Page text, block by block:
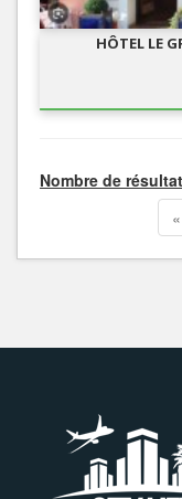
HÔTEL LE
Nombre de
«